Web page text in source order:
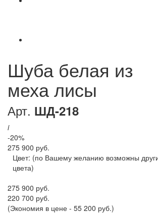
Шуба белая из
меха лисы
Арт. ШД-218
i
-20%
275 900 руб.
Цвет: (по Вашему желанию возможны
цвета)
275 900 руб.
220 700 руб.
(Экономия в цене - 55 200 руб.)